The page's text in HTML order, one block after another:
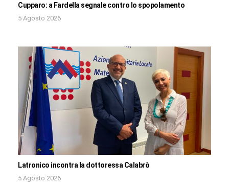
Cupparo: a Fardella segnale contro lo spopolamento
5 Agosto 2026
Latronico incontra la dottoressa Calabrò
5 Agosto 2026